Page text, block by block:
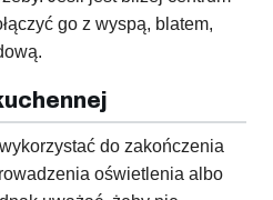
go z wyspą, blatem,
do zakończenia
oświetlenia albo